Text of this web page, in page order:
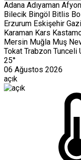
Adana Adıyaman Afyon
Bilecik Bingöl Bitlis
Erzurum Eskişehir
Karaman Kars
Mersin Muğla Muş
Tokat Trabzon Tunceli
25°
06 Ağustos 2026
açık